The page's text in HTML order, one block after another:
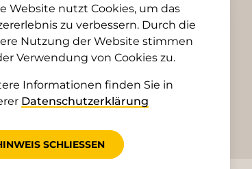
Website nutzt Cookies, um das
zu verbessern. Durch die
Nutzung der Website stimmen
Verwendung von Cookies zu.
Informationen finden Sie in
Datenschutzerklärung
SCHLIESSEN